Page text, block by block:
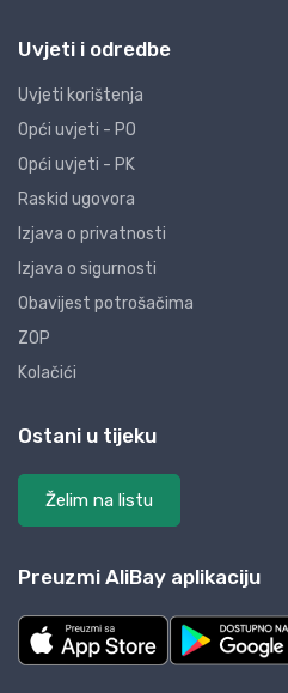
Uvjeti i odredbe
Uvjeti korištenja
Opći uvjeti - PO
Opći uvjeti - PK
Raskid ugovora
Izjava o privatnosti
Izjava o sigurnosti
Obavijest potrošačima
ZOP
Kolačići
Ostani u tijeku
Želim na listu
Preuzmi AliBay aplikaciju